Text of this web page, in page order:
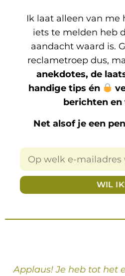
Ik laat alleen van me
iets te melden heb
aandacht waard is.
reclametroep dus,
anekdotes, de
handige tips én
berichten en
Net alsof je een
WIL
Applaus! Je heb tot het